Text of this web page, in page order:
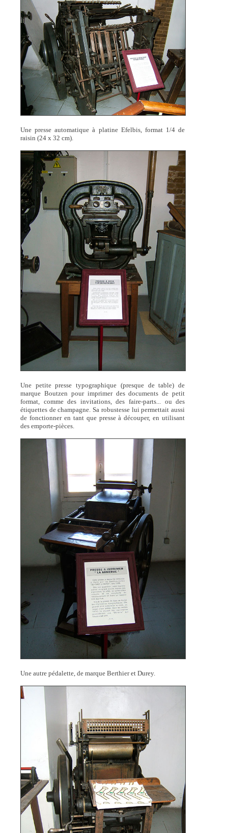
Une presse automatique à platine Efelbis, format 1/4 de
raisin (24 x 32 cm).
Une petite presse typographique (presque de table) de
marque Boutzen pour imprimer des documents de petit
format, comme des invitations, des faire-parts... ou des
étiquettes de champagne. Sa robustesse lui permettait aussi
de fonctionner en tant que presse à découper, en utilisant
des emporte-pièces.
Une autre pédalette, de marque Berthier et Durey.